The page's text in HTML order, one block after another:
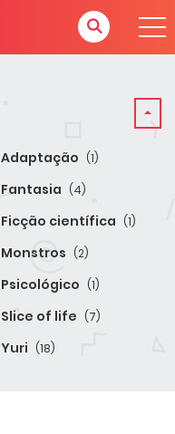
Adaptação (1)
Fantasia (4)
Ficção científica (1)
Monstros (2)
Psicológico (1)
Slice of life (7)
Yuri (18)